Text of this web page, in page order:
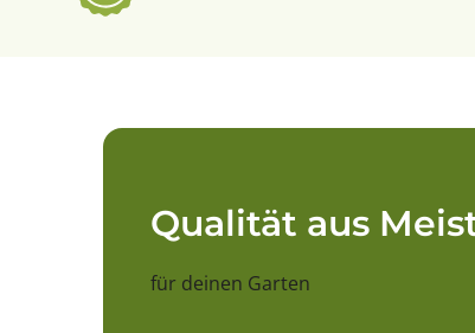
Qualität aus
für deinen Garten